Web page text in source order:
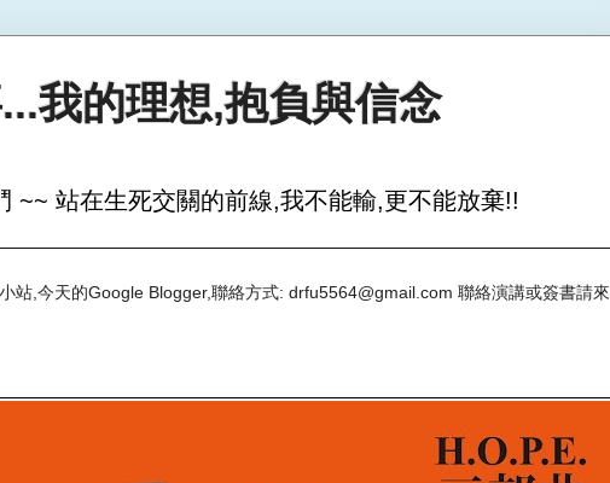
我的理想,抱負與信念
~~ 站在生死交關的前線,我不能輸,更不能放棄!!
站,今天的Google Blogger,聯絡方式: drfu5564@gmail.com 聯絡演講或簽書請來